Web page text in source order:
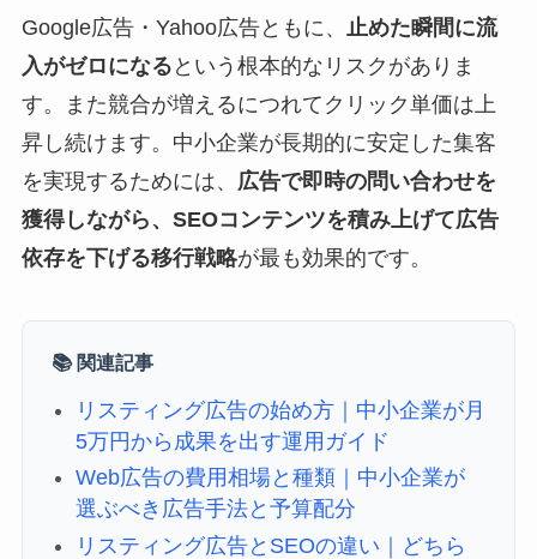
Google広告・Yahoo広告ともに、
止めた瞬間に流
入がゼロになる という根本的なリスクがありま
す。また競合が増えるにつれてクリック単価は上
昇し続けます。中小企業が長期的に安定した集客
を実現するためには、
広告で即時の問い合わせを
獲得しながら、SEOコンテンツを積み上げて広告
依存を下げる移行戦略が最も効果的です。
📚 関連記事
リスティング広告の始め方｜中小企業が月
5万円から成果を出す運用ガイド
Web広告の費用相場と種類｜中小企業が
選ぶべき広告手法と予算配分
リスティング広告とSEOの違い｜どちら